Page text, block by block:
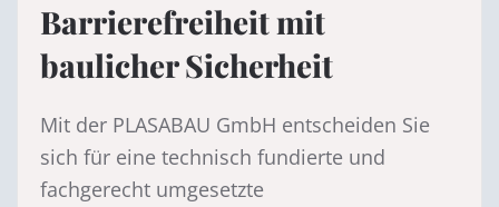
Barrierefreiheit mit
baulicher Sicherheit
Mit der PLASABAU GmbH entscheiden Sie
sich für eine technisch fundierte und
fachgerecht umgesetzte